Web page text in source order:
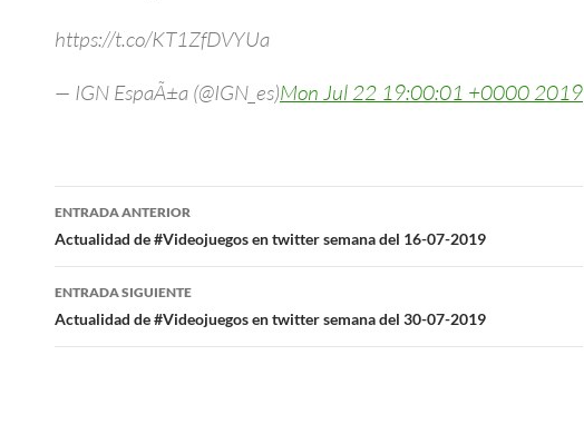
https://t.co/KT1ZfDVYUa
— IGN EspaÃ±a (@IGN_es)Mon Jul 22 19:00:01 +0000 2019
Navegación
de
entradas
ENTRADA ANTERIOR
Actualidad de #Videojuegos en twitter semana del 16-07-2019
ENTRADA SIGUIENTE
Actualidad de #Videojuegos en twitter semana del 30-07-2019